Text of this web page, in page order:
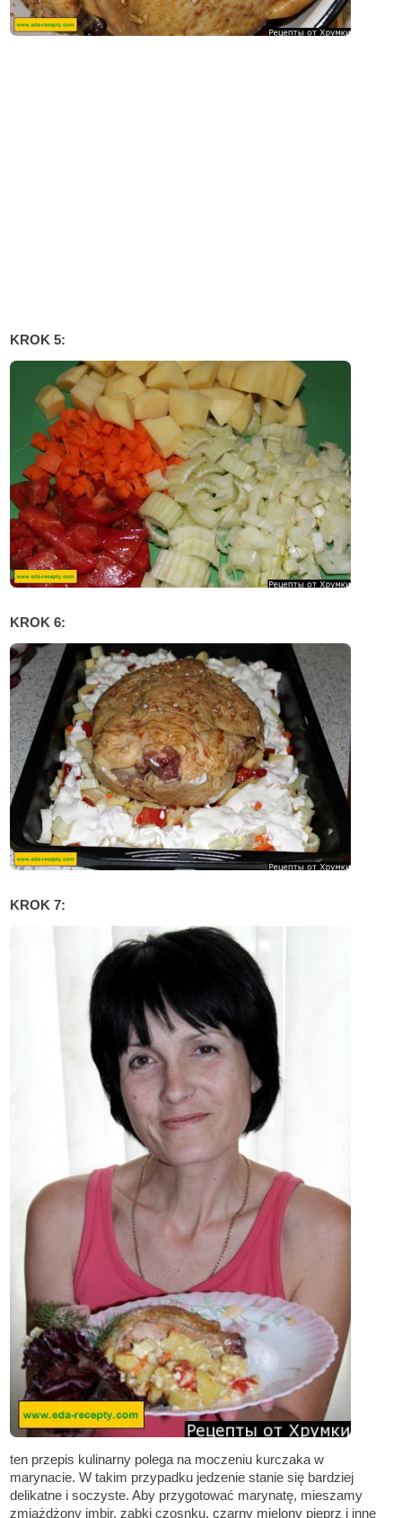
KROK 5:
KROK 6:
KROK 7:
ten przepis kulinarny polega na moczeniu kurczaka w
marynacie. W takim przypadku jedzenie stanie się bardziej
delikatne i soczyste. Aby przygotować marynatę, mieszamy
zmiażdżony imbir, ząbki czosnku, czarny mielony pieprz i inne